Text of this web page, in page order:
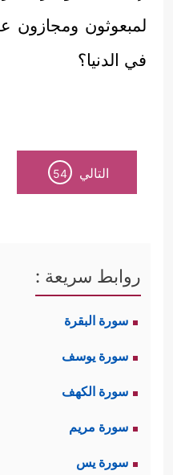
لمبعوثون ومجازون
في الدنيا؟
التالي 54
روابط سريعة :
سورة البقرة
سورة يوسف
سورة الكهف
سورة مريم
سورة يس